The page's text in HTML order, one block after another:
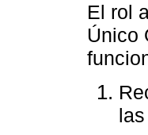
El rol
Único